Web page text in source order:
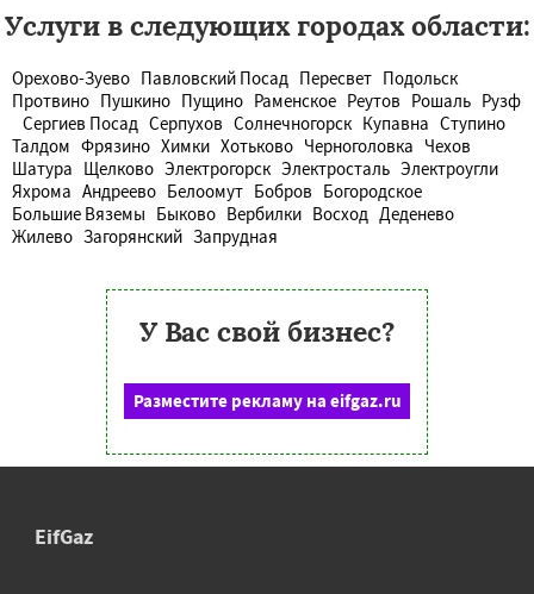
Услуги в следующих городах области:
Орехово-Зуево Павловский Посад Пересвет Подольск
Протвино Пушкино Пущино Раменское Реутов Рошаль Рузф
Сергиев Посад Серпухов Солнечногорск Купавна Ступино
Талдом Фрязино Химки Хотьково Черноголовка Чехов
Шатура Щелково Электрогорск Электросталь Электроугли
Яхрома Андреево Белоомут Бобров Богородское
Большие Вяземы Быково Вербилки Восход Деденево
Жилево Загорянский Запрудная
У Вас свой бизнес?
Разместите рекламу на eifgaz.ru
EifGaz